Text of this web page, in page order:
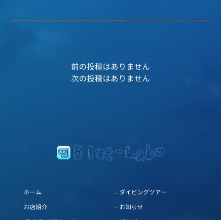
前の投稿はありません
次の投稿はありません
ホーム
お店紹介
ダイビングツアー
お知らせ